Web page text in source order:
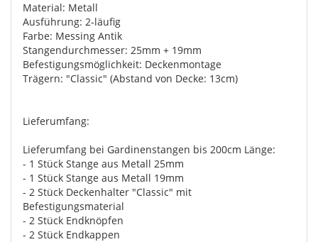
Material: Metall
Ausführung: 2-läufig
Farbe: Messing Antik
Stangendurchmesser: 25mm + 19mm
Befestigungsmöglichkeit: Deckenmontage
Trägern: "Classic" (Abstand von Decke: 13cm)
Lieferumfang:
Lieferumfang bei Gardinenstangen bis 200cm Länge:
- 1 Stück Stange aus Metall 25mm
- 1 Stück Stange aus Metall 19mm
- 2 Stück Deckenhalter "Classic" mit
Befestigungsmaterial
- 2 Stück Endknöpfen
- 2 Stück Endkappen